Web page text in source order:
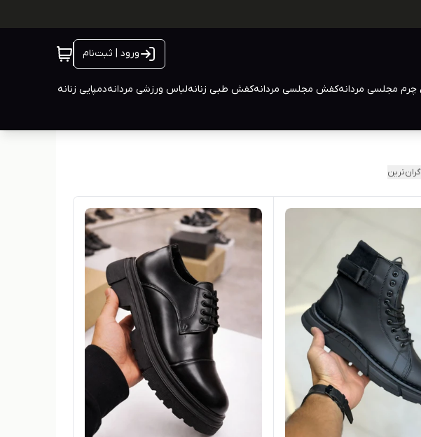
ورود | ثبت‌نام
مجلسی مردانهکفش مجلسی مردانهکفش طبی زنانهلباس ورزشی مردانهدمپایی زنانه
گران‌ترین